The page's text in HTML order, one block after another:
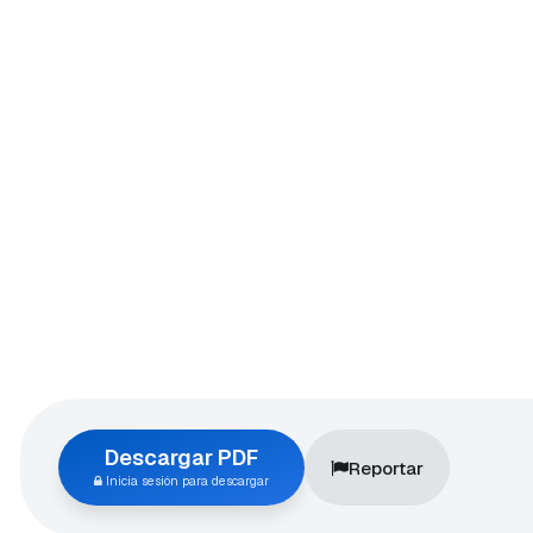
Descargar PDF
Inicia sesión para descargar
Reportar